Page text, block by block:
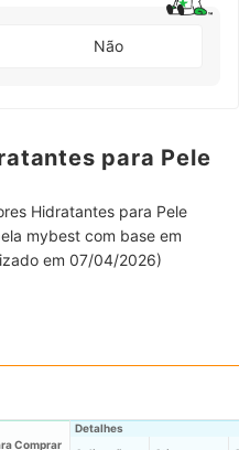
Não
para Pele
Hidratantes para Pele
mybest com base em
em 07/04/2026)
Comprar
Detalhes